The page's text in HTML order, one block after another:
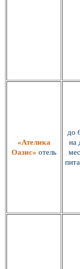
«Ателика
Оазис» отель
до
на